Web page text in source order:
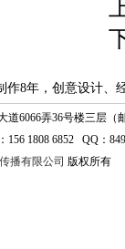
作8年，创意设计、
6066弄36号楼三层（邮
1808 6852 QQ：
播有限公司 版权所有